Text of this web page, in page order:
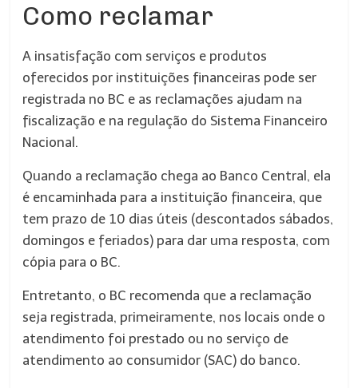
Como reclamar
A insatisfação com serviços e produtos
oferecidos por instituições financeiras pode ser
registrada no BC e as reclamações ajudam na
fiscalização e na regulação do Sistema Financeiro
Nacional.
Quando a reclamação chega ao Banco Central, ela
é encaminhada para a instituição financeira, que
tem prazo de 10 dias úteis (descontados sábados,
domingos e feriados) para dar uma resposta, com
cópia para o BC.
Entretanto, o BC recomenda que a reclamação
seja registrada, primeiramente, nos locais onde o
atendimento foi prestado ou no serviço de
atendimento ao consumidor (SAC) do banco.